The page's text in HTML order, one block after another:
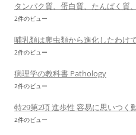
タンパク質、蛋白質、たんぱく質
2件のビュー
哺乳類は爬虫類から進化したわけ
2件のビュー
病理学の教科書 Pathology
2件のビュー
特29第2項 進歩性 容易に思いつく
2件のビュー